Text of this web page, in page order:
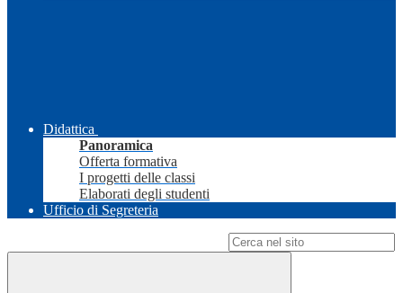
Didattica
Panoramica
Offerta formativa
I progetti delle classi
Elaborati degli studenti
Ufficio di Segreteria